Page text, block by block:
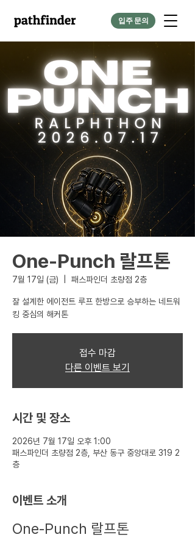
입주 문의
One-Punch 랄프톤
7월 17일 (금) 패스파인더 초량점 2층
잘 설계한 에이전트 루프 한방으로 승부하는 네트워
킹 중심의 해커톤
접수 마감
다른 이벤트 보기
시간 및 장소
2026년 7월 17일 오후 1:00
패스파인더 초량점 2층, 부산 동구 중앙대로 319 2
층
이벤트 소개
One-Punch 랄프톤